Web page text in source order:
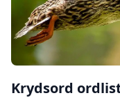
Krydsord